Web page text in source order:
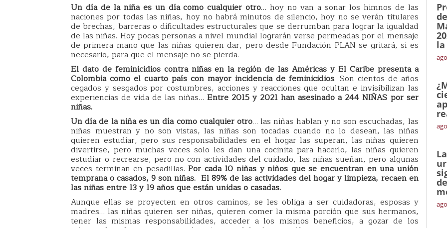
Un día de la niña es un día como cualquier otro… hoy no van a sonar los himnos de las
naciones por todas las niñas, hoy no habrá minutos de silencio, hoy no se verán titulares
de brechas, barreras o dificultades estructurales que se derrumban para lograr la igualdad
de las niñas. Hoy pocas personas a nivel mundial lograrán verse permeadas por el mensaje
de primera mano que las niñas quieren dar, pero desde Fundación PLAN se gritará, si es
necesario, para que el mensaje no se pierda.
El dato de feminicidios contra niñas en la región de las Américas y El Caribe presenta a
Colombia como el cuarto país con mayor incidencia de feminicidios. Son cientos de años
cegados y sesgados por costumbres, acciones y reacciones que ocultan e invisibilizan las
experiencias de vida de las niñas… Entre 2015 y 2021 han asesinado a 244 NIÑAS por ser
niñas.
Un día de la niña es un día como cualquier otro… las niñas hablan y no son escuchadas, las
niñas muestran y no son vistas, las niñas son tocadas cuando no lo desean, las niñas
quieren estudiar, pero sus responsabilidades en el hogar las superan, las niñas quieren
divertirse, pero muchas veces solo les dan una cocinita para hacerlo, las niñas quieren
estudiar o recrearse, pero no con actividades del cuidado, las niñas sueñan, pero algunas
veces terminan en pesadillas.Por cada 10 niñas y niños que se encuentran en una unión
temprana o casados, 9 son niñas. El 89% de las actividades del hogar y limpieza, recaen en
las niñas entre 13 y 19 años que están unidas o casadas.
Aunque ellas se proyecten en otros caminos, se les obliga a ser cuidadoras, esposas y
madres… las niñas quieren ser niñas, quieren comer la misma porción que sus hermanos,
tener las mismas responsabilidades, acceder a los mismos beneficios, a gozar de los
la